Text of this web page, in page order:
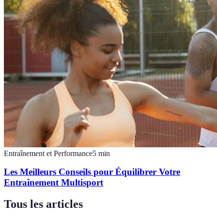
Entraînement et Performance5 min
Les Meilleurs Conseils pour Équilibrer Votre
Entraînement Multisport
Tous les articles